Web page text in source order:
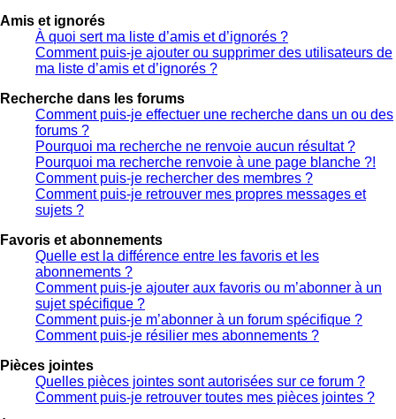
Amis et ignorés
À quoi sert ma liste d’amis et d’ignorés ?
Comment puis-je ajouter ou supprimer des utilisateurs de
ma liste d’amis et d’ignorés ?
Recherche dans les forums
Comment puis-je effectuer une recherche dans un ou des
forums ?
Pourquoi ma recherche ne renvoie aucun résultat ?
Pourquoi ma recherche renvoie à une page blanche ?!
Comment puis-je rechercher des membres ?
Comment puis-je retrouver mes propres messages et
sujets ?
Favoris et abonnements
Quelle est la différence entre les favoris et les
abonnements ?
Comment puis-je ajouter aux favoris ou m’abonner à un
sujet spécifique ?
Comment puis-je m’abonner à un forum spécifique ?
Comment puis-je résilier mes abonnements ?
Pièces jointes
Quelles pièces jointes sont autorisées sur ce forum ?
Comment puis-je retrouver toutes mes pièces jointes ?